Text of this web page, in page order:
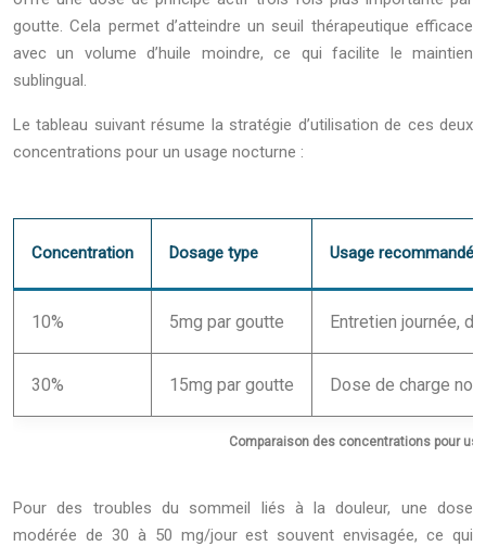
goutte. Cela permet d’atteindre un seuil thérapeutique efficace
avec un volume d’huile moindre, ce qui facilite le maintien
sublingual.
Le tableau suivant résume la stratégie d’utilisation de ces deux
concentrations pour un usage nocturne :
Comparaison des concentrations pour
Concentration Dosage type Usage recommandé
10% 5mg par goutte Entretien journée,
30% 15mg par goutte Dose de charge
Pour des troubles du sommeil liés à la douleur, une dose
modérée de 30 à 50 mg/jour est souvent envisagée, ce qui